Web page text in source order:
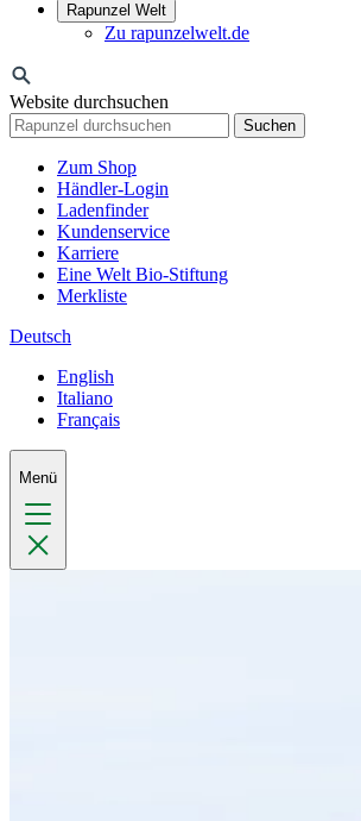
Rapunzel Welt
Zu rapunzelwelt.de
Website durchsuchen
Suchen
Zum Shop
Händler-Login
Ladenfinder
Kundenservice
Karriere
Eine Welt Bio-Stiftung
Merkliste
Deutsch
English
Italiano
Français
Menü